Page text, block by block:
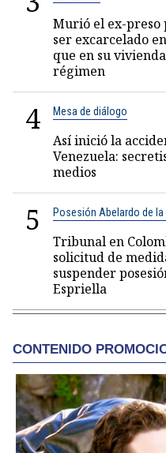
Murió el ex-preso
ser excarcelado
que en su
régimen
4 Mesa de diálogo
Así inició la
Venezuela:
medios
5 Posesión Abelardo de la
Tribunal en
solicitud de
suspender
Espriella